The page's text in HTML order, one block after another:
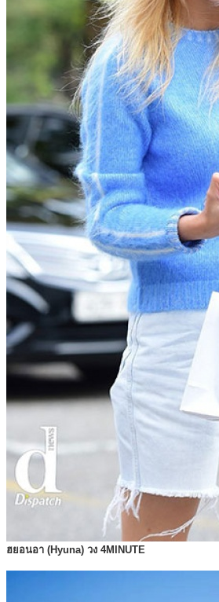
ฮยอนอา (Hyuna) วง 4MINUTE